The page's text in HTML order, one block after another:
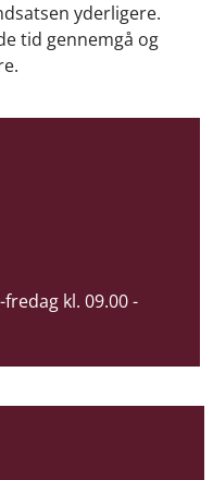
yderligere.
tid gennemgå og
kl. 09.00 -